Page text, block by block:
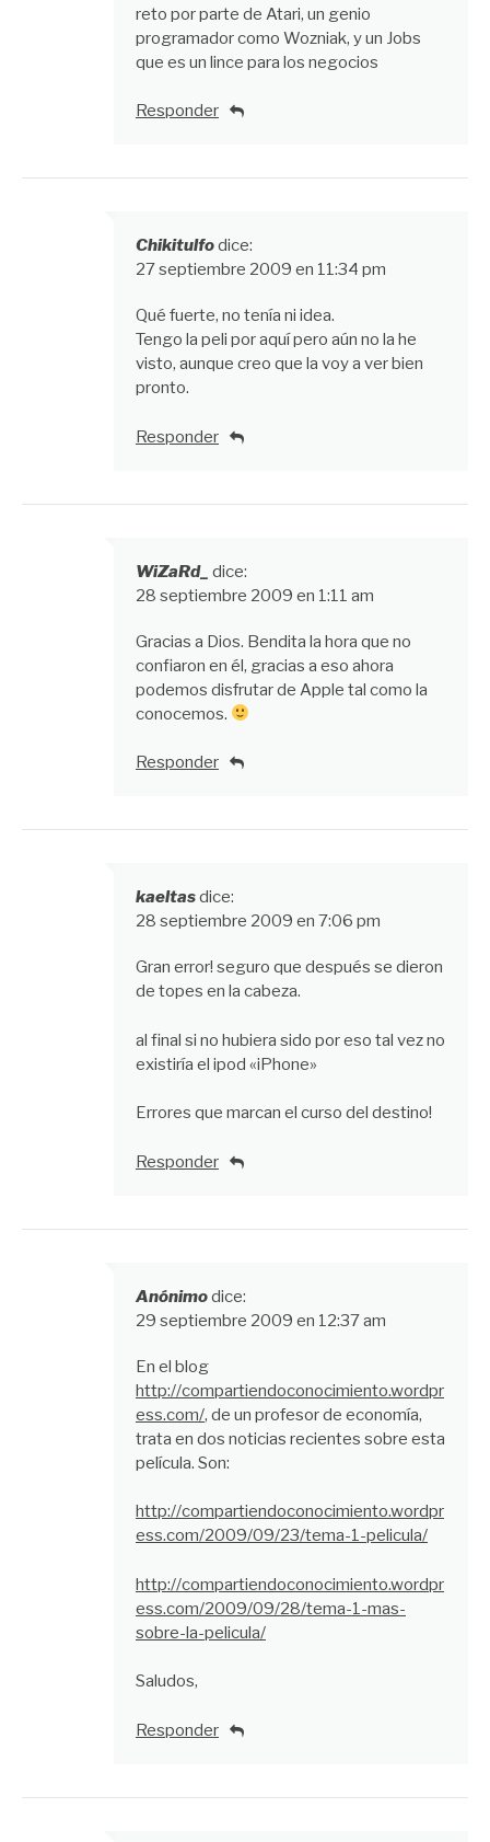
reto por parte de Atari, un genio
programador como Wozniak, y un Jobs
que es un lince para los negocios
Responder
Chikitulfodice:
27 septiembre 2009 en 11:34 pm
Qué fuerte, no tenía ni idea.
Tengo la peli por aquí pero aún no la he
visto, aunque creo que la voy a ver bien
pronto.
Responder
WiZaRd_ dice:
28 septiembre 2009 en 1:11 am
Gracias a Dios. Bendita la hora que no
confiaron en él, gracias a eso ahora
podemos disfrutar de Apple tal como la
conocemos.
Responder
kaeltasdice:
28 septiembre 2009 en 7:06 pm
Gran error! seguro que después se dieron
de topes en la cabeza.
al final si no hubiera sido por eso tal vez no
existiría el ipod «iPhone»
Errores que marcan el curso del destino!
Responder
Anónimodice:
29 septiembre 2009 en 12:37 am
En el blog
http://compartiendoconocimiento.wordpr
ess.com/, de un profesor de economía,
trata en dos noticias recientes sobre esta
película. Son:
http://compartiendoconocimiento.wordpr
ess.com/2009/09/23/tema-1-pelicula/
http://compartiendoconocimiento.wordpr
ess.com/2009/09/28/tema-1-mas-
sobre-la-pelicula/
Saludos,
Responder